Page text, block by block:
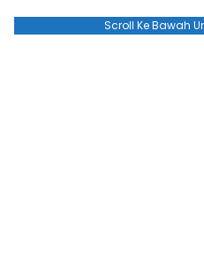
Scroll Ke Bawah